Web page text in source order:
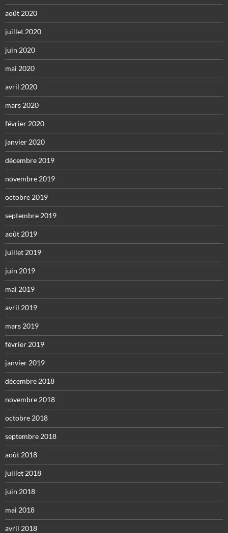
août 2020
juillet 2020
juin 2020
mai 2020
avril 2020
mars 2020
février 2020
janvier 2020
décembre 2019
novembre 2019
octobre 2019
septembre 2019
août 2019
juillet 2019
juin 2019
mai 2019
avril 2019
mars 2019
février 2019
janvier 2019
décembre 2018
novembre 2018
octobre 2018
septembre 2018
août 2018
juillet 2018
juin 2018
mai 2018
avril 2018